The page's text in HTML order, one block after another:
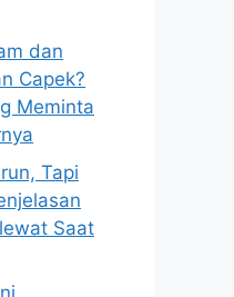
dan
Capek?
Meminta
Tapi
Saat